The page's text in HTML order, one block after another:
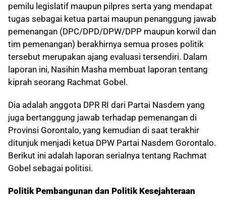
pemilu legislatif maupun pilpres serta yang mendapat
tugas sebagai ketua partai maupun penanggung jawab
pemenangan (DPC/DPD/DPW/DPP maupun korwil dan
tim pemenangan) berakhirnya semua proses politik
tersebut merupakan ajang evaluasi tersendiri. Dalam
laporan ini, Nasihin Masha membuat laporan tentang
kiprah seorang Rachmat Gobel.
Dia adalah anggota DPR RI dari Partai Nasdem yang
juga bertanggung jawab terhadap pemenangan di
Provinsi Gorontalo, yang kemudian di saat terakhir
ditunjuk menjadi ketua DPW Partai Nasdem Gorontalo.
Berikut ini adalah laporan serialnya tentang Rachmat
Gobel sebagai politisi.
Politik Pembangunan dan Politik Kesejahteraan